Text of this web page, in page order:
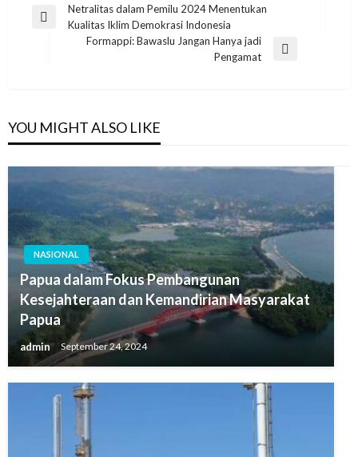
Post
navigation
Previous
Netralitas dalam Pemilu 2024 Menentukan
Kualitas Iklim Demokrasi Indonesia
Formappi: Bawaslu Jangan Hanya jadi
Pengamat
YOU MIGHT ALSO LIKE
NASIONAL
Papua dalam Fokus Pembangunan
Kesejahteraan dan Kemandirian Masyarakat
Papua
admin September 24, 2024